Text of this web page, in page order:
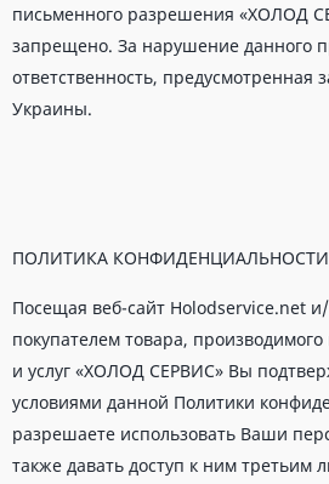
письменного разрешения «ХОЛОД
запрещено. За нарушение данного
ответственность, предусмотренная
Украины.
ПОЛИТИКА КОНФИДЕНЦИАЛЬНОСТИ
Посещая веб-сайт Holodservice.net
покупателем товара,
и услуг «ХОЛОД СЕРВИС» Вы
условиями данной Политики
разрешаете использовать Ваши
также давать доступ к ним третьим